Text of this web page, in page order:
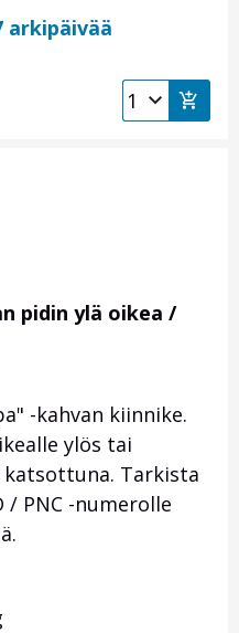
arkipäivää
pidin ylä oikea /
-kahvan kiinnike.
ylös tai
katsottuna. Tarkista
/ PNC -numerolle